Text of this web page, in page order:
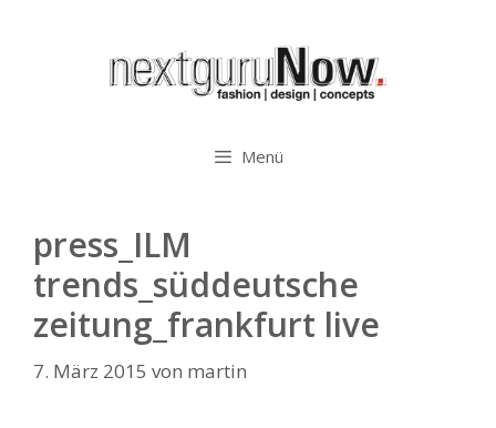
Menü
press_ILM
trends_süddeutsche
zeitung_frankfurt live
7. März 2015 von martin